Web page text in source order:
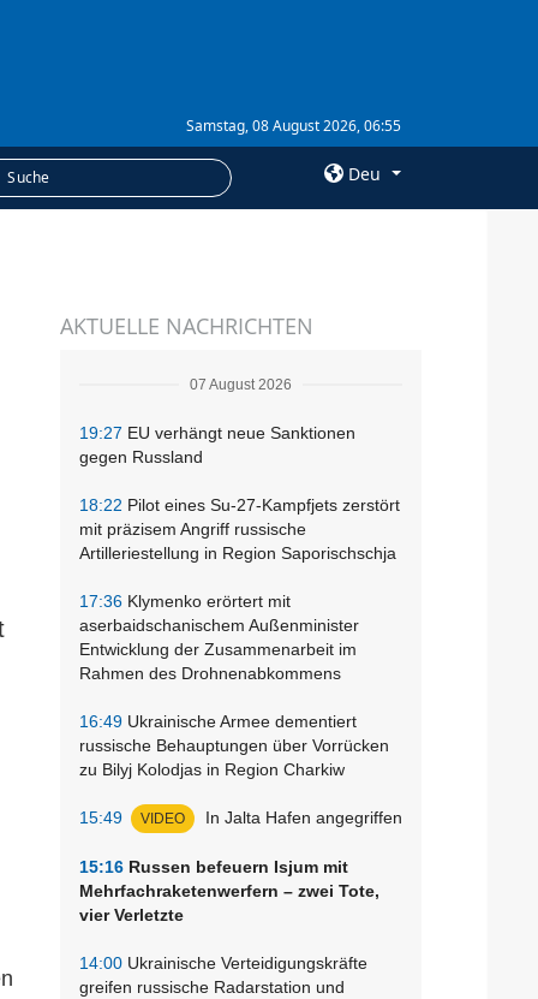
Samstag, 08 August 2026, 06:55
Deu
Abonnement
AKTUELLE NACHRICHTEN
07 August 2026
19:27 EU verhängt neue Sanktionen
gegen Russland
18:22 Pilot eines Su-27-Kampfjets zerstört
mit präzisem Angriff russische
Artilleriestellung in Region Saporischschja
17:36 Klymenko erörtert mit
aserbaidschanischem Außenminister
Entwicklung der Zusammenarbeit im
Rahmen des Drohnenabkommens
16:49 Ukrainische Armee dementiert
russische Behauptungen über Vorrücken
zu Bilyj Kolodjas in Region Charkiw
15:49 VIDEO In Jalta Hafen angegriffen
15:16 Russen befeuern Isjum mit
Mehrfachraketenwerfern – zwei Tote,
vier Verletzte
14:00 Ukrainische Verteidigungskräfte
greifen russische Radarstation und